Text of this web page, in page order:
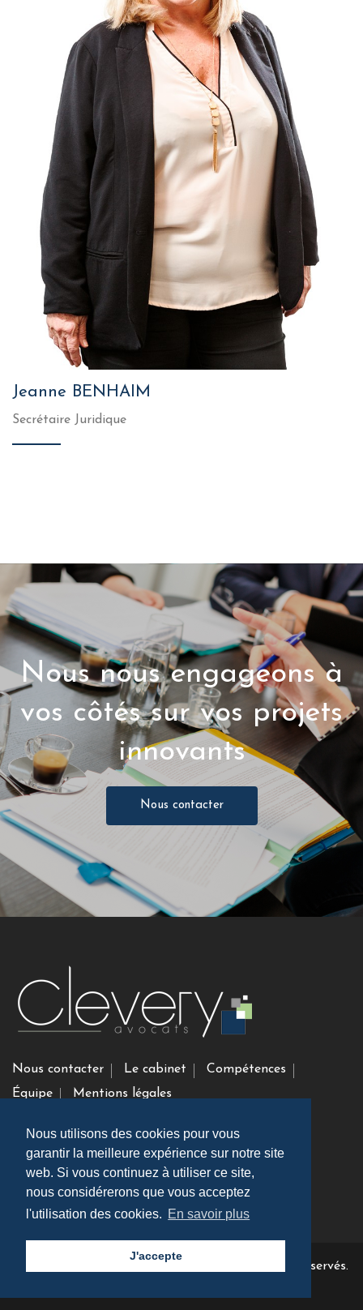
Nous utilisons des cookies pour vous
garantir la meilleure expérience sur notre site
web. Si vous continuez à utiliser ce site,
nous considérerons que vous acceptez
l'utilisation des cookies. En savoir plus
J'accepte
Jeanne BENHAIM
Secrétaire Juridique
Nous nous engageons à
vos côtés sur vos projets
innovants
Nous contacter
Nous contacter Le cabinet
Compétences
Équipe
Mentions légales
Clevery Avocats
9, boulevard Pereire FR-75017 Paris, France
01 79 35 14 60
Clevery Avocats 2026 | Tout droits réservés.